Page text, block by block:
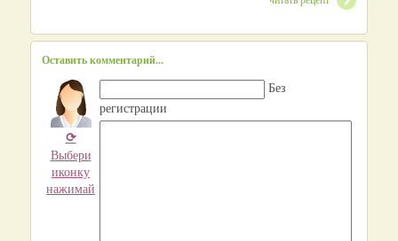
Оставить комментарий...
⟳
Выбери
иконку
нажимай
Без
регистрации